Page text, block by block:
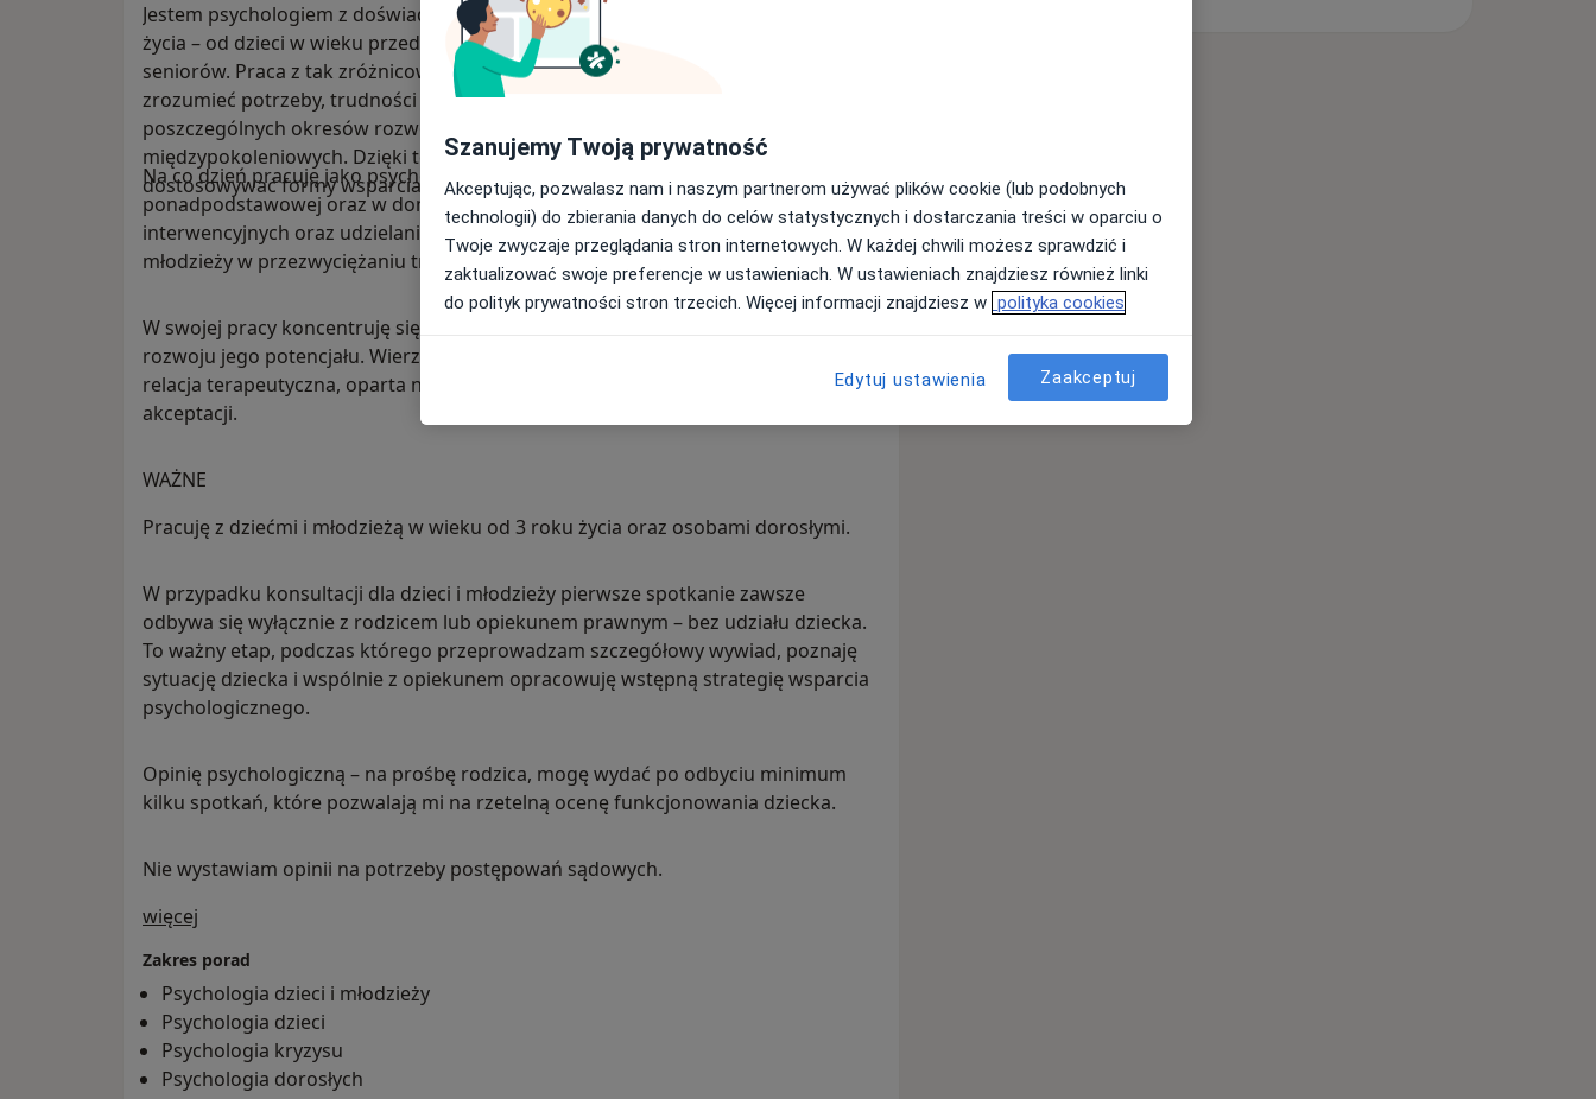
Jestem psychologiem z doświadczeniem w pracy z osobami na różnych etapach
życia – od dzieci w wieku przedszkolnym i szkolnym, przez młodzież, aż po
seniorów. Praca z tak zróżnicowanymi grupami wiekowymi pozwoliła mi lepiej
zrozumieć potrzeby, trudności oraz wyzwania charakterystyczne dla
poszczególnych okresów rozwoju, a także dynamikę relacji
międzypokoleniowych. Dzięki temu mogę w sposób uważny i trafny
dostosowywać formy wsparcia do indywidualnych potrzeb pacjenta.
Na co dzień pracuję jako psycholog w szkole podstawowej, szkole
ponadpodstawowej oraz w domu seniora. Zajmuję się prowadzeniem działań
interwencyjnych oraz udzielaniem wsparcia psychologicznego dzieciom i
młodzieży w przezwyciężaniu trudności emocjonalnych, społecznych i szkolnych.
W swojej pracy koncentruję się na mocnych stronach pacjenta oraz wspieraniu
rozwoju jego potencjału. Wierzę, że fundamentem tego procesu jest bezpieczna
relacja terapeutyczna, oparta na empatii, autentyczności oraz bezwarunkowej
akceptacji.
WAŻNE
Pracuję z dziećmi i młodzieżą w wieku od 3 roku życia oraz osobami dorosłymi.
W przypadku konsultacji dla dzieci i młodzieży pierwsze spotkanie zawsze
odbywa się wyłącznie z rodzicem lub opiekunem prawnym – bez udziału dziecka.
To ważny etap, podczas którego przeprowadzam szczegółowy wywiad, poznaję
sytuację dziecka i wspólnie z opiekunem opracowuję wstępną strategię wsparcia
psychologicznego.
Opinię psychologiczną – na prośbę rodzica, mogę wydać po odbyciu minimum
kilku spotkań, które pozwalają mi na rzetelną ocenę funkcjonowania dziecka.
Nie wystawiam opinii na potrzeby postępowań sądowych.
więcej
Zakres porad
Psychologia dzieci i młodzieży
Psychologia dzieci
Psychologia kryzysu
Psychologia dorosłych
Szanujemy Twoją prywatność
Akceptując, pozwalasz nam i naszym partnerom używać plików cookie (lub podobnych
technologii) do zbierania danych do celów statystycznych i dostarczania treści w oparciu o
Twoje zwyczaje przeglądania stron internetowych. W każdej chwili możesz sprawdzić i
zaktualizować swoje preferencje w ustawieniach. W ustawieniach znajdziesz również linki
do polityk prywatności stron trzecich. Więcej informacji znajdziesz w polityka cookies
Edytuj ustawienia Zaakceptuj